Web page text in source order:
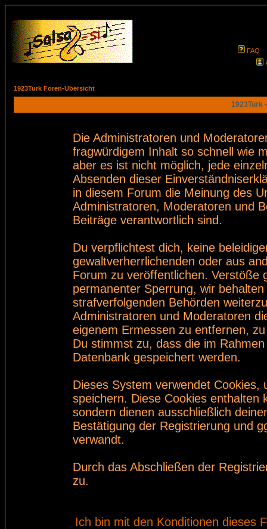
FAQ
1923Turk Foren-Übersicht
1923Turk
Die Administratoren und
fragwürdigem Inhalt so schnell wie
aber es ist nicht möglich, jede
Absenden dieser
in diesem Forum die Meinung des
Administratoren, Moderatoren und
Beiträge verantwortlich sind.
Du verpflichtest dich, keine
gewaltverherrlichenden oder aus
Forum zu veröffentlichen. Verstöße
permanenter Sperrung, wir
strafverfolgenden Behörden
Administratoren und Moderatoren
eigenem Ermessen zu entfernen,
Du stimmst zu, dass die im
Datenbank gespeichert werden.
Dieses System verwendet
speichern. Diese Cookies enthalten
sondern dienen ausschließlich
Bestätigung der Registrierung und
verwandt.
Durch das Abschließen der
zu.
Ich bin mit den Konditionen dieses